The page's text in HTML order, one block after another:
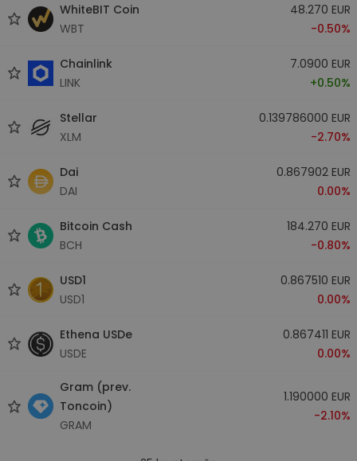
WhiteBIT Coin
WBT
48.270 EUR
-0.50%
Chainlink
LINK
7.0900 EUR
+0.50%
Stellar
XLM
0.139786000 EUR
-2.70%
Dai
DAI
0.867902 EUR
0.00%
Bitcoin Cash
BCH
184.270 EUR
-0.80%
USD1
USD1
0.867510 EUR
0.00%
Ethena USDe
USDE
0.867411 EUR
0.00%
Gram (prev.
Toncoin)
GRAM
1.190000 EUR
-2.10%